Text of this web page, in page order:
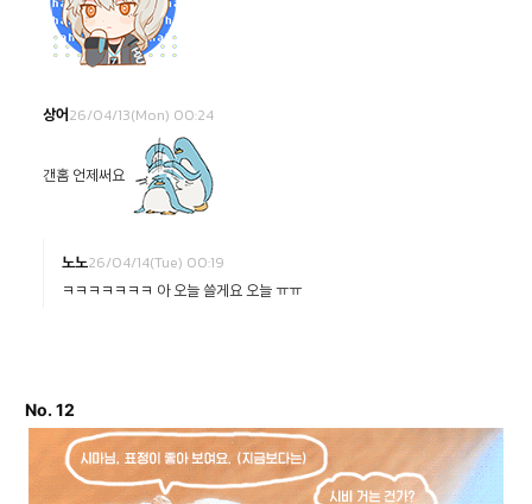
상어 26/04/13(Mon) 00:24
갠홈 언제써요
노노26/04/14(Tue) 00:19
ㅋㅋㅋㅋㅋㅋㅋ 아 오늘 쓸게요 오늘 ㅠㅠ
No. 12